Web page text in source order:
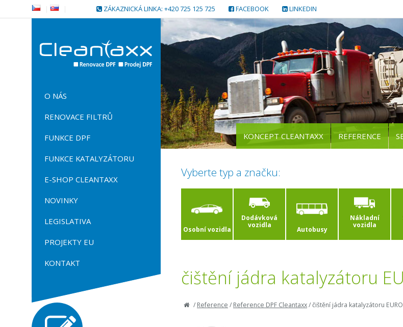
ZÁKAZNICKÁ LINKA: +420 725 125 725 FACEBOOK LINKEDIN
Vyberte typ a značku:
Osobní vozidla
Dodávková
vozidla
Autobusy
Nákladní
vozidla
čištění jádra katalyzátoru
/Reference /Reference DPF Cleantaxx/čištění jádra katalyzátoru
O NÁS
RENOVACE FILTRŮ
FUNKCE DPF
FUNKCE KATALYZÁTORU
E-SHOP CLEANTAXX
NOVINKY
LEGISLATIVA
PROJEKTY EU
KONTAKT
KONCEPT CLEANTAXX REFERENCE